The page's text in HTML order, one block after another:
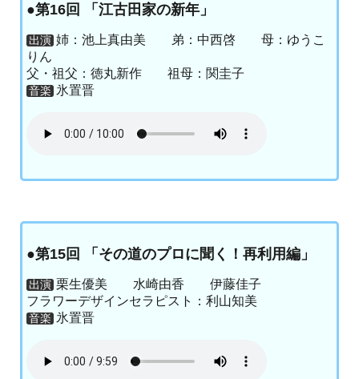
●第16回 「江古田家の新年」
出演 姉：池上真由美 弟：中西啓 母：ゆうこ
りん
父・祖父：徳丸新作 祖母：関圭子
音楽 氷置晋
●第15回 「その道のプロに聞く！再利用編」
出演 栗生優美 水崎由香 伊藤佳子
フラワーデザインセラピスト：利山知美
音楽 氷置晋